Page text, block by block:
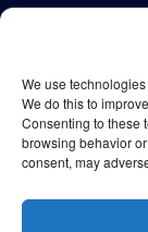
We use
We do this to
Consenting to these
browsing behavior
consent, may
© All rights